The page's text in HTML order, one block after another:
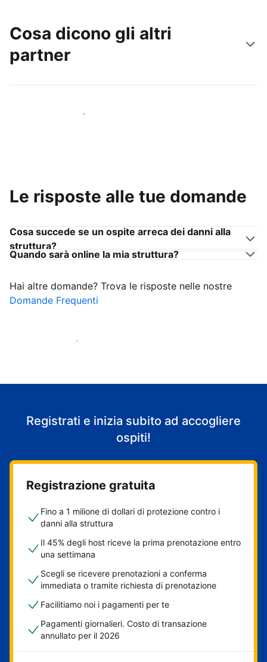
Cosa dicono gli altri
partner
Unisciti ad altri host come te
Le risposte alle tue domande
Cosa succede se un ospite arreca dei danni alla
struttura?
Quando sarà online la mia struttura?
Hai altre domande? Trova le risposte nelle nostre
Domande Frequenti
Inizia ad accogliere ospiti
Registrati e inizia subito ad accogliere
ospiti!
Registrazione gratuita
Fino a 1 milione di dollari di protezione contro i
danni alla struttura
Il 45% degli host riceve la prima prenotazione entro
una settimana
Scegli se ricevere prenotazioni a conferma
immediata o tramite richiesta di prenotazione
Facilitiamo noi i pagamenti per te
Pagamenti giornalieri. Costo di transazione
annullato per il 2026